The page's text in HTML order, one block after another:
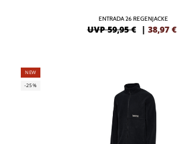
ENTRADA 26 REGENJACKE
UVP 59,95 € | 38,97 €
NEW
-25%